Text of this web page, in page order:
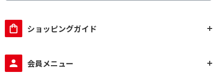
蒸気セーブ/カット機能で絞り込む
ショッピングガイド
会員メニュー